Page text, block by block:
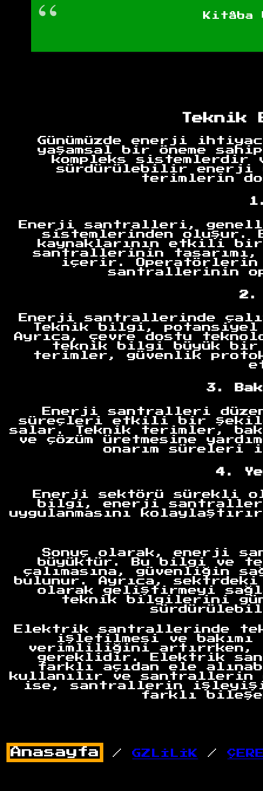
Kitâba
Teknik
Günümüzde enerji
yaşamsal bir öneme
kompleks
sürdürülebilir
terimlerin
Enerji santralleri,
sistemlerinden oluşur.
kaynaklarının etkili
santrallerinin tasarımı,
içerir. Operatörlerin
santrallerinin
2.
Enerji santrallerinde
Teknik bilgi, potansiyel
Ayrıca, çevre dostu
teknik bilgi büyük bir
terimler, güvenlik
3.
Enerji santralleri
süreçleri etkili bir şekilde
salar. Teknik terimler,
ve çözüm üretmesine
onarım süreleri
4.
Enerji sektörü sürekli
bilgi, enerji
uygulanmasını
Sonuç olarak, enerji
büyüktür. Bu bilgi ve
çalımasına, güvenliğin
bulunur. Ayrıca,
olarak geliştirmeyi
teknik bilgilerini
Elektrik santrallerinde
işletilmesi ve
verimliliğini artırrken,
gereklidir. Elektrik
farklı açıdan ele
kullanılır ve santrallerin
ise, santrallerin
farklı
Anasayfa
/ GZLİLİK /